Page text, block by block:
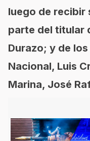
luego de recibir
parte del titular
Durazo; y de
Nacional, Luis
Marina, José